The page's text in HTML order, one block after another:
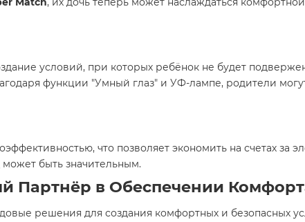
условий, при которых ребёнок не будет
функции "Умный глаз" и УФ-лампе, родители
что позволяет экономить на счетах за
быть значительным.
Партнёр в Обеспечении
решения для создания комфортных и безопасных